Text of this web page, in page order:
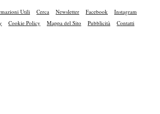
Utili Cerca Newsletter Facebook
Instagram
Cookie Policy Mappa del Sito Pubblicità Contatti